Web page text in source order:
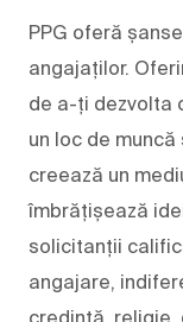
PPG oferă
angajaților.
de a-ți dezvolta
un loc de
creează un
îmbrățișează
solicitanții
angajare,
credință, religie,